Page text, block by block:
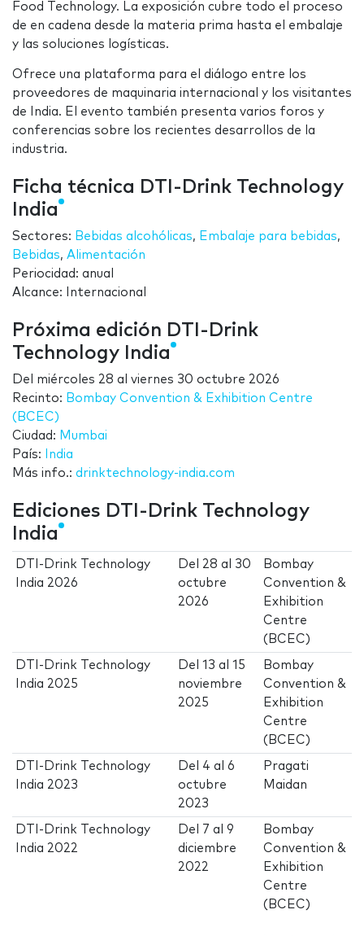
Food Technology. La exposición cubre todo el proceso
de en cadena desde la materia prima hasta el embalaje
y las soluciones logísticas.
Ofrece una plataforma para el diálogo entre los
proveedores de maquinaria internacional y los visitantes
de India. El evento también presenta varios foros y
conferencias sobre los recientes desarrollos de la
industria.
Ficha técnica DTI-Drink Technology
India
Sectores: Bebidas alcohólicas, Embalaje para bebidas,
Bebidas, Alimentación
Periocidad: anual
Alcance: Internacional
Próxima edición DTI-Drink
Technology India
Del miércoles 28 al viernes 30 octubre 2026
Recinto: Bombay Convention & Exhibition Centre
(BCEC)
Ciudad: Mumbai
País:
India
Más info.: drinktechnology-india.com
Ediciones DTI-Drink Technology
India
DTI-Drink Technology
India 2026
Del 28 al 30
octubre
2026
Bombay
Convention &
Exhibition
Centre
(BCEC)
DTI-Drink Technology
India 2025
Del13 al15
noviembre
2025
Bombay
Convention &
Exhibition
Centre
(BCEC)
DTI-Drink Technology
India 2023
Del 4 al6
octubre
2023
Pragati
Maidan
DTI-Drink Technology
India 2022
Del 7 al9
diciembre
2022
Bombay
Convention &
Exhibition
Centre
(BCEC)